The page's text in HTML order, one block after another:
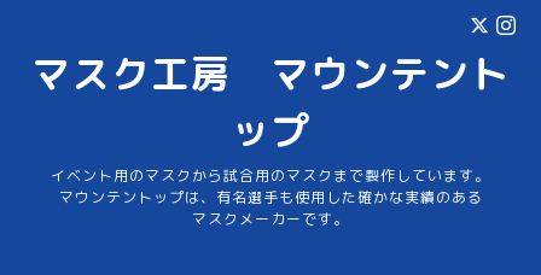
マスク工房 マウンテント
ップ
イベント用のマスクから試合用のマスクまで製作しています。
マウンテントップは、有名選手も使用した確かな実績のある
マスクメーカーです。